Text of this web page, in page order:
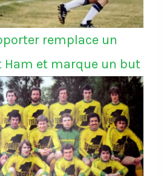
remplace un
Ham et marque un but